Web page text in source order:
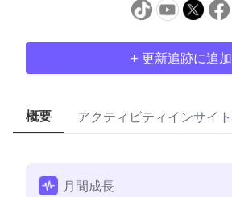
+ 更新追跡に追加
概要 アクティビティインサイト
月間成長